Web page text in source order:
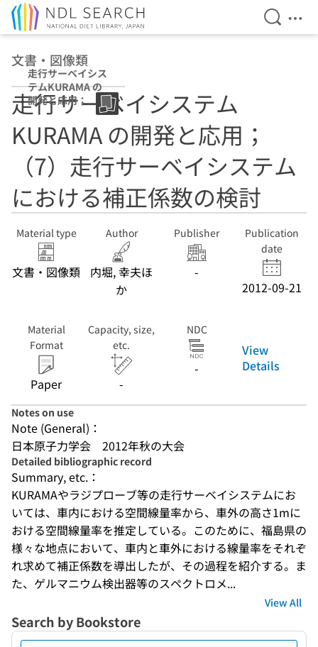
Open
文書・図像類
走行サーベイシス
テムKURAMA の
開発と応用；
（7）走行サーベ
イシステムにおけ
る補正係数の検討
走行サーベイシステム
KURAMA の開発と応用；
（7）走行サーベイシステム
における補正係数の検討
Material type
文書・図像類
Author
内堀, 幸夫ほ
か
Publisher
-
Publication
date
2012-09-21
Material
Format
Paper
Capacity, size,
etc.
-
NDC
-
View
Details
Notes on use
Note (General)：
日本原子力学会　2012年秋の大会
Detailed bibliographic record
Summary, etc.：
KURAMAやラジプローブ等の走行サーベイシステムにお
いては、車内における空間線量率から、車外の高さ1mに
おける空間線量率を推定している。このために、福島県の
様々な地点において、車内と車外における線量率をそれぞ
れ求めて補正係数を導出したが、その過程を紹介する。ま
た、ゲルマニウム検出器等のスペクトロメ...
View All
Search by Bookstore